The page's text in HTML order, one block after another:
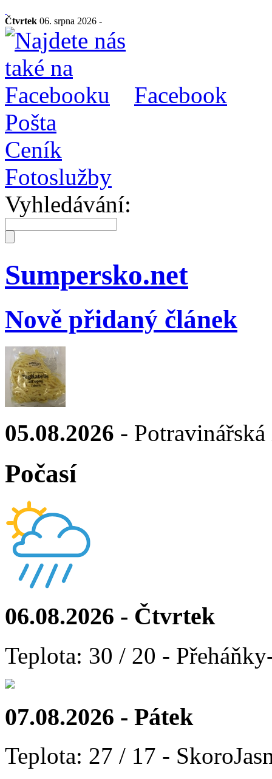
Čtvrtek 06. srpna 2026 -
Facebook
Pošta
Ceník
Fotoslužby
Vyhledávání:
Sumpersko.net
Nově přidaný článek
05.08.2026 -
Počasí
06.08.2026 - Čtvrtek
Teplota: 30 / 20 -
07.08.2026 - Pátek
Teplota: 27 / 17 -